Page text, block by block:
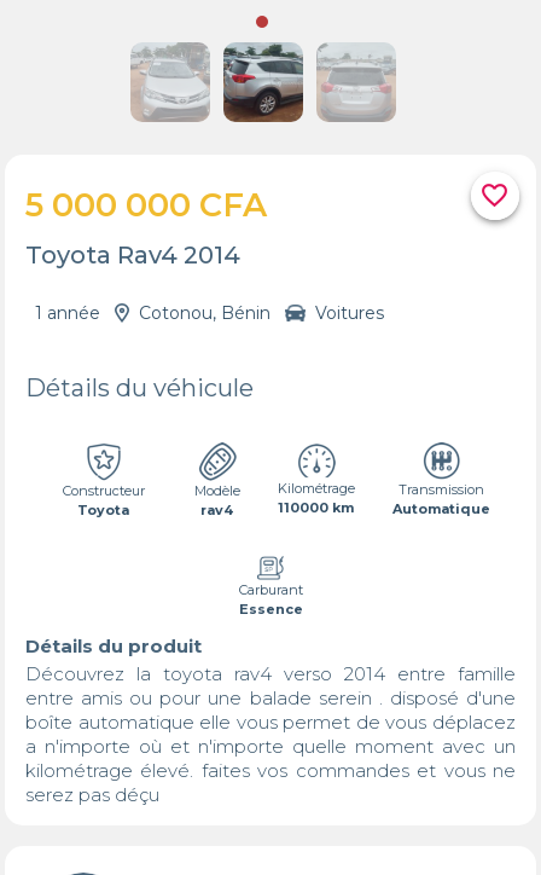
favorite_border
5 000 000 CFA
Toyota Rav4 2014
1 année Cotonou, Bénin Voitures
Détails du véhicule
Constructeur
Toyota
Modèle
rav4
Kilométrage
110000 km
Transmission
Automatique
Carburant
Essence
Détails du produit
Découvrez la toyota rav4 verso 2014 entre famille
entre amis ou pour une balade serein . disposé d'une
boîte automatique elle vous permet de vous déplacez
a n'importe où et n'importe quelle moment avec un
kilométrage élevé. faites vos commandes et vous ne
serez pas déçu